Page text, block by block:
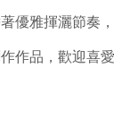
優雅揮灑節奏，
作品，歡迎喜愛